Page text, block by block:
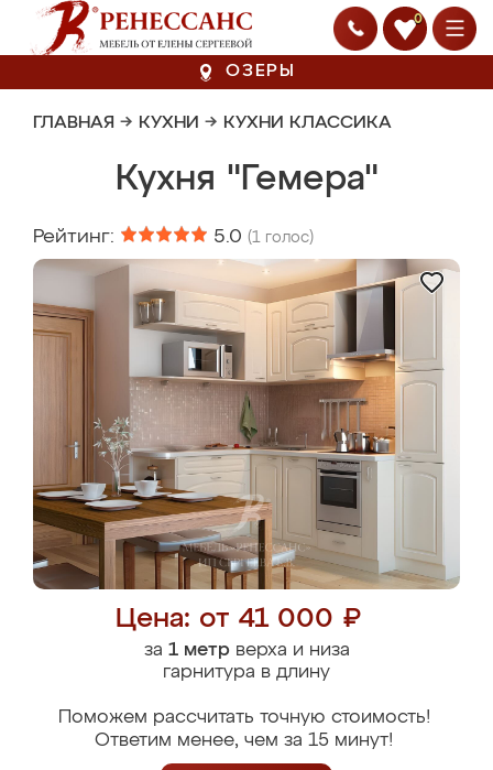
0
ОЗЕРЫ
ГЛАВНАЯ → КУХНИ → КУХНИ КЛАССИКА
Кухня "Гемера"
Рейтинг: 5.0 (1 голос)
Цена: от 41 000 ₽
за 1 метрверха и низа
гарнитура в длину
Поможем рассчитать точную стоимость!
Ответим менее, чем за 15 минут!